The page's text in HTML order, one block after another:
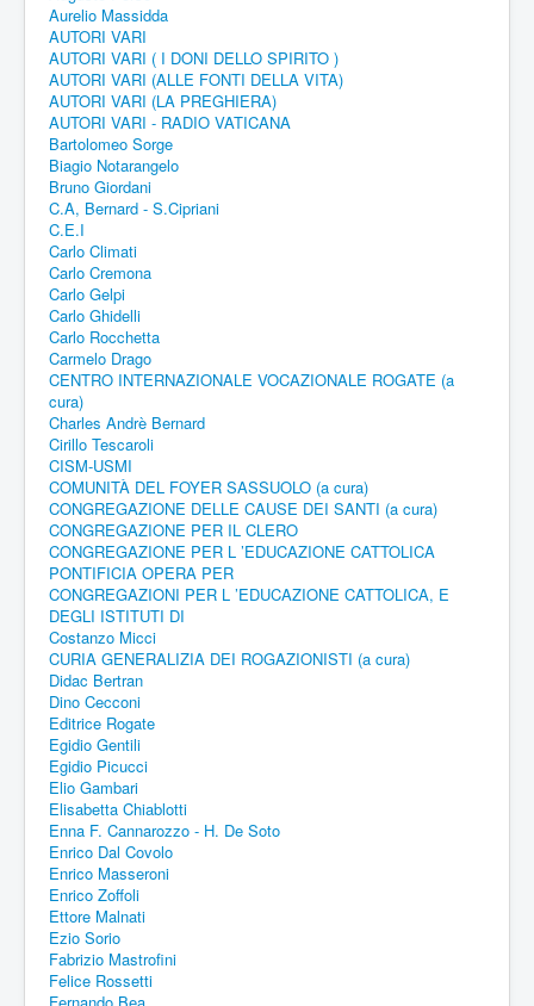
Aurelio Massidda
AUTORI VARI
AUTORI VARI ( I DONI DELLO SPIRITO )
AUTORI VARI (ALLE FONTI DELLA VITA)
AUTORI VARI (LA PREGHIERA)
AUTORI VARI - RADIO VATICANA
Bartolomeo Sorge
Biagio Notarangelo
Bruno Giordani
C.A, Bernard - S.Cipriani
C.E.I
Carlo Climati
Carlo Cremona
Carlo Gelpi
Carlo Ghidelli
Carlo Rocchetta
Carmelo Drago
CENTRO INTERNAZIONALE VOCAZIONALE ROGATE (a
cura)
Charles Andrè Bernard
Cirillo Tescaroli
CISM-USMI
COMUNITÀ DEL FOYER SASSUOLO (a cura)
CONGREGAZIONE DELLE CAUSE DEI SANTI (a cura)
CONGREGAZIONE PER IL CLERO
CONGREGAZIONE PER L ’EDUCAZIONE CATTOLICA
PONTIFICIA OPERA PER
CONGREGAZIONI PER L ’EDUCAZIONE CATTOLICA, E
DEGLI ISTITUTI DI
Costanzo Micci
CURIA GENERALIZIA DEI ROGAZIONISTI (a cura)
Didac Bertran
Dino Cecconi
Editrice Rogate
Egidio Gentili
Egidio Picucci
Elio Gambari
Elisabetta Chiablotti
Enna F. Cannarozzo - H. De Soto
Enrico Dal Covolo
Enrico Masseroni
Enrico Zoffoli
Ettore Malnati
Ezio Sorio
Fabrizio Mastrofini
Felice Rossetti